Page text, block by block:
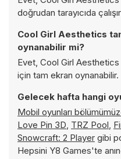
doğrudan tarayıcıda
Cool Girl Aesthetics
oynanabilir mi?
Evet, Cool Girl
için tam ekran oynanabilir.
Gelecek hafta hangi
Mobil oyunları
Love Pin 3D, TRZ Pool,
Snowcraft: 2 Player gibi
Hepsini Y8 Games'te